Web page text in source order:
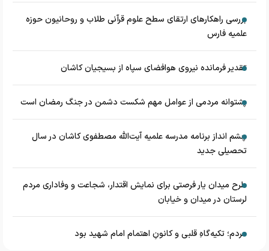
بررسی راهکارهای ارتقای سطح علوم قرآنی طلاب و روحانیون حوزه
علمیه فارس
تقدیر فرمانده نیروی هوافضای سپاه از بسیجیان کاشان
پشتوانه مردمی از عوامل مهم شکست دشمن در جنگ رمضان است
چشم‌ انداز برنامه مدرسه علمیه آیت‌الله مصطفوی کاشان در سال
تحصیلی جدید
طرح میدان یار فرصتی برای نمایش اقتدار، شجاعت و وفاداری مردم
لرستان در میدان و خیابان
مردم؛ تکیه‌گاهِ قلبی و کانونِ اهتمام امام شهید بود